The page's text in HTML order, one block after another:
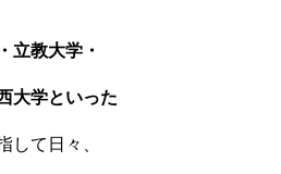
立教大学・
大学といった
して日々、